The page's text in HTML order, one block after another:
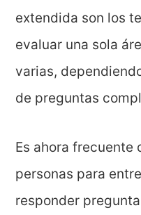
extendida son los
evaluar una sola
varias,
de preguntas
Es ahora frecuente
personas para
responder